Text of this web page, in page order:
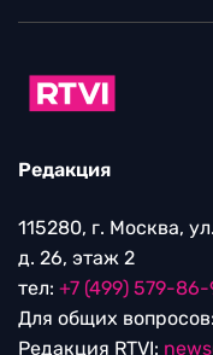
Редакция
115280, г. Москва,
д. 26, этаж 2
тел: +7 (499) 579-86-
Для общих вопросов:
Редакция RTVI: